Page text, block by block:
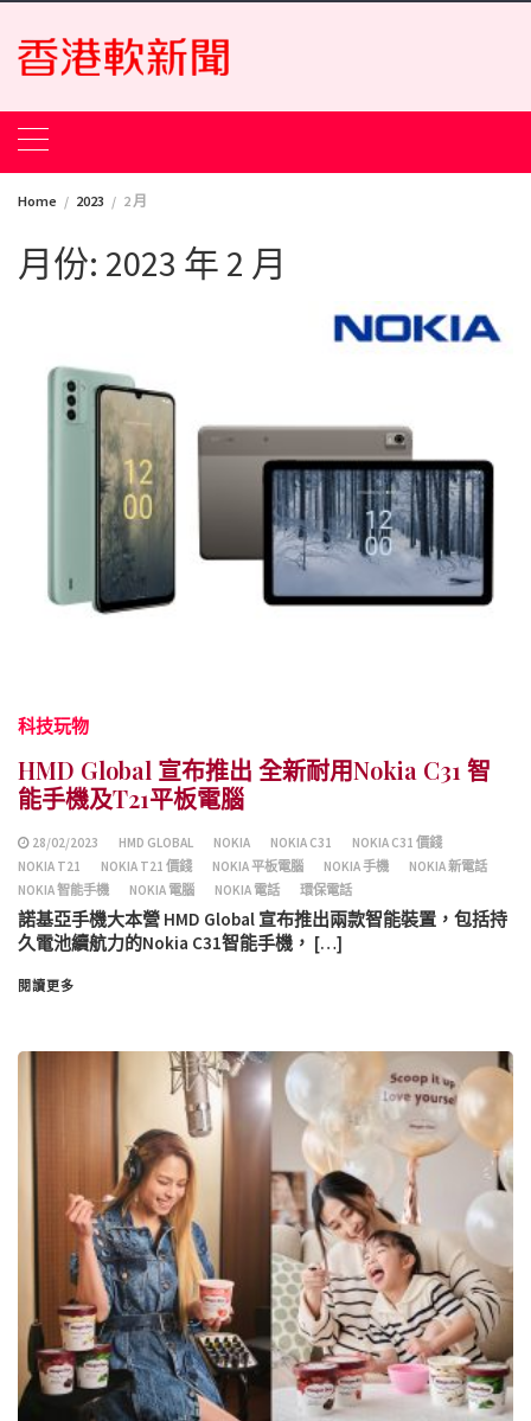
Skip
content
Home 2023 2 月
月份: 2023 年 2 月
科技玩物
HMD Global 宣布推出 全新耐用Nokia C31 智
能手機及T21平板電腦
28/02/2023 HMD GLOBAL NOKIA NOKIA C31
NOKIA C31 價錢
NOKIA T21
NOKIA T21 價錢 NOKIA 平板電腦 NOKIA 手機
NOKIA 新電話
NOKIA 智能手機
NOKIA 電腦 NOKIA 電話 環保電話
諾基亞手機大本營 HMD Global 宣布推出兩款智能裝置，包括持
久電池續航力的Nokia C31智能手機， […]
閱讀更多